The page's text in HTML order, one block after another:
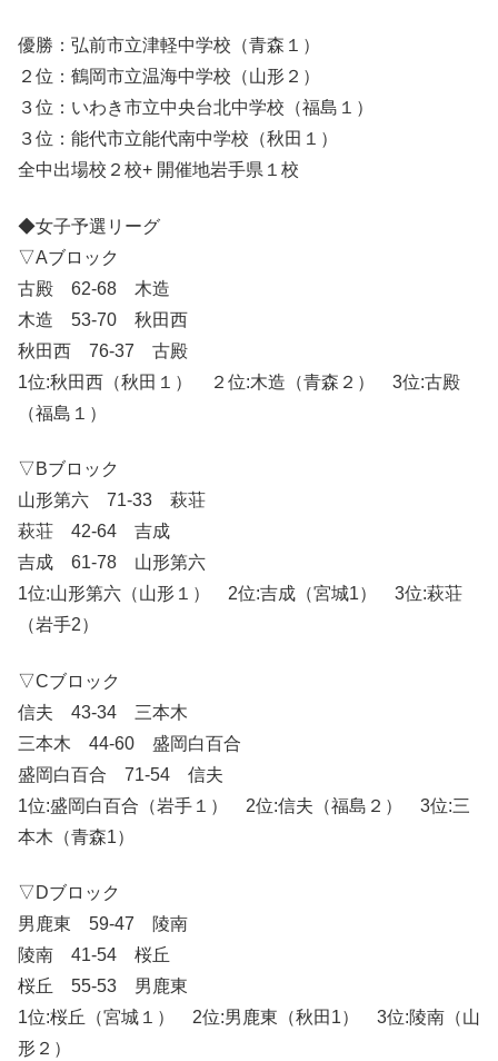
優勝：弘前市立津軽中学校（青森１）
２位：鶴岡市立温海中学校（山形２）
３位：いわき市立中央台北中学校（福島１）
３位：能代市立能代南中学校（秋田１）
全中出場校２校+ 開催地岩手県１校
◆女子予選リーグ
▽Aブロック
古殿 62-68 木造
木造 53-70 秋田西
秋田西 76-37 古殿
1位:秋田西（秋田１） ２位:木造（青森２） 3位:古殿
（福島１）
▽Bブロック
山形第六 71-33 萩荘
萩荘 42-64 吉成
吉成 61-78 山形第六
1位:山形第六（山形１） 2位:吉成（宮城1） 3位:萩荘
（岩手2）
▽Cブロック
信夫 43-34 三本木
三本木 44-60 盛岡白百合
盛岡白百合 71-54 信夫
1位:盛岡白百合（岩手１） 2位:信夫（福島２） 3位:三
本木（青森1）
▽Dブロック
男鹿東 59-47 陵南
陵南 41-54 桜丘
桜丘 55-53 男鹿東
1位:桜丘（宮城１） 2位:男鹿東（秋田1） 3位:陵南（山
形２）